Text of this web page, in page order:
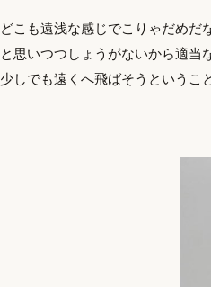
どこも遠浅な感じでこりゃだめだ
と思いつつしょうがないから適当
少しでも遠くへ飛ばそうというこ